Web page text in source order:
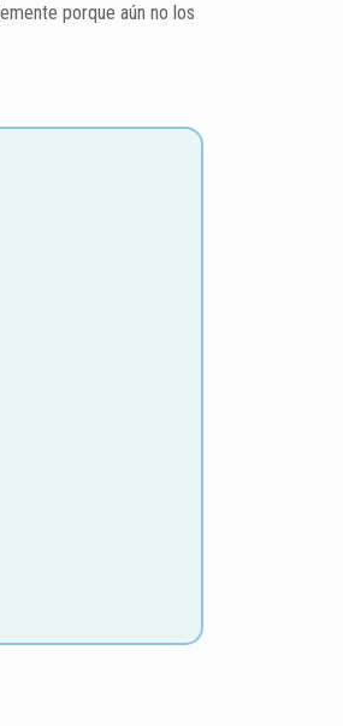
porque aún no los